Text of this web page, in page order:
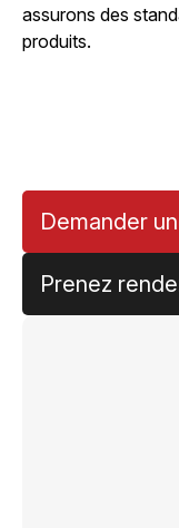
assurons des
produits.
Demander
Prenez